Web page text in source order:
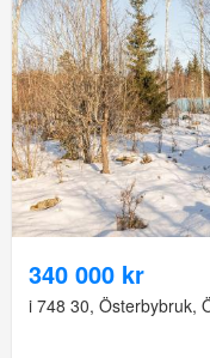
340 000 kr
i 748 30, Österbybruk,